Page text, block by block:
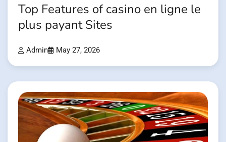
Top Features of casino en ligne le
plus payant Sites
Admin May 27, 2026